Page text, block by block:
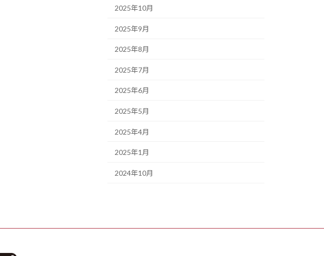
2025年10月
2025年9月
2025年8月
2025年7月
2025年6月
2025年5月
2025年4月
2025年1月
2024年10月